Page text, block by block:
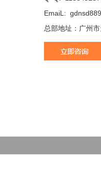
EmaiL:
总部地址：广州